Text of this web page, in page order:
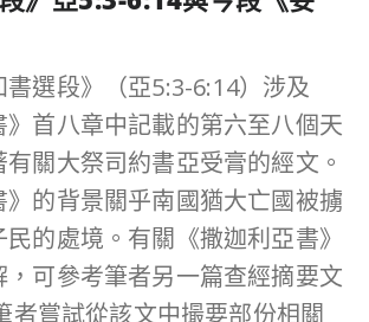
選段》（亞5:3-6:14）涉及
》首八章中記載的第六至八個天
關大祭司約書亞受膏的經文。
》的背景關乎南國猶大亡國被擄
的處境。有關《撒迦利亞書》
，可參考筆者另一篇查經摘要文
者嘗試從該文中撮要部份相關